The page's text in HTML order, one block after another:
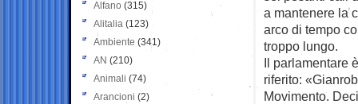
a mantenere la
arco di tempo
troppo lungo.
Il parlamentare
riferito:
Movimento.
Alfano (315)
Alitalia (123)
Ambiente (341)
AN (210)
Animali (74)
Arancioni (2)